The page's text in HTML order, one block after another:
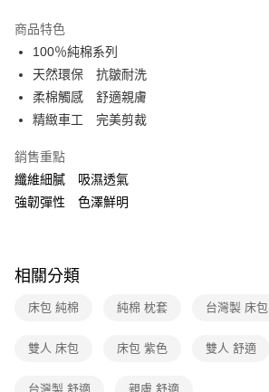
本島宅配-活動商品
免運費
離島宅配-常溫商品
免運費
商品特色
100％純棉系列
天然環保 抗皺耐洗
柔棉觸感 舒適親膚
精緻車工 完美剪裁
銷售重點
纖維細膩 吸濕透氣
強韌彈性 色澤鮮明
相關分類
床包 純棉 純棉 枕套 台灣製 床包
雙人 床包 床包 紫色 雙人 舒適
台灣製 舒適 親膚 舒適